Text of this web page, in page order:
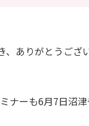
、ありがとうご
ナーも6月7日沼